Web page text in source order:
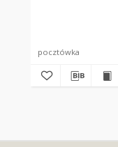
pocztówka